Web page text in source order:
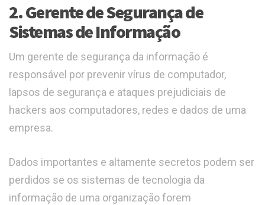
2. Gerente de Segurança de
Sistemas de Informação
Um gerente de segurança da informação é
responsável por prevenir vírus de computador,
lapsos de segurança e ataques prejudiciais de
hackers aos computadores, redes e dados de uma
empresa.
Dados importantes e altamente secretos podem ser
perdidos se os sistemas de tecnologia da
informação de uma organização forem